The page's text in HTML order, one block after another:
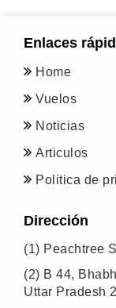
Enlaces
Home
Vuelos
Noticias
Articulos
Politica de
Dirección
(1) Peachtree
(2) B 44,
Uttar Pradesh